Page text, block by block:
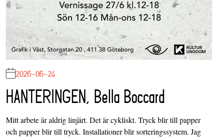
2026-06-24
HANTERINGEN, Bella Boccard
Mitt arbete är aldrig linjärt. Det är cykliskt. Tryck blir till papper
och papper blir till tryck. Installationer blir sorteringssystem. Jag